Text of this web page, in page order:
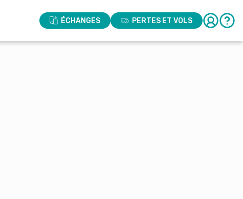
ÉCHANGES PERTES ET VOLS